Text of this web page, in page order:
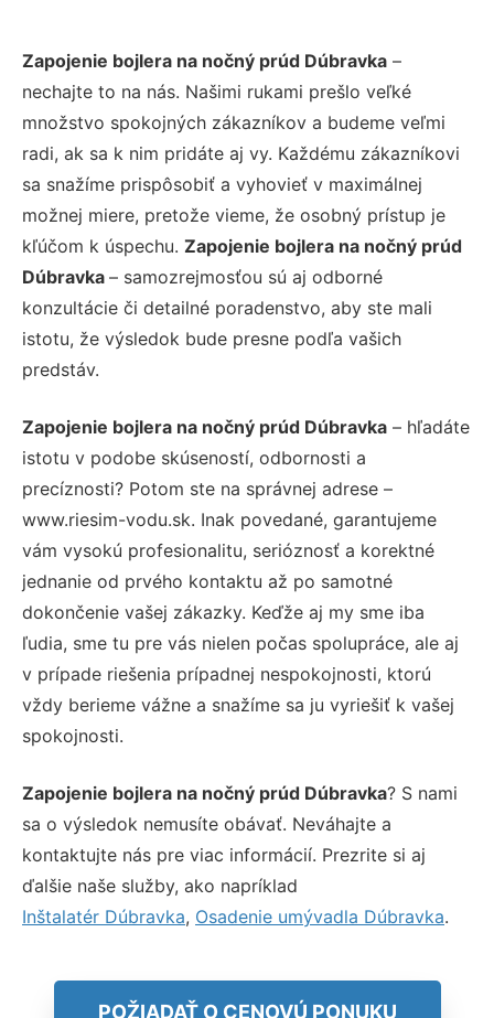
Zapojenie bojlera na nočný prúd Dúbravka –
nechajte to na nás. Našimi rukami prešlo veľké
množstvo spokojných zákazníkov a budeme veľmi
radi, ak sa k nim pridáte aj vy. Každému zákazníkovi
sa snažíme prispôsobiť a vyhovieť v maximálnej
možnej miere, pretože vieme, že osobný prístup je
kľúčom k úspechu. Zapojenie bojlera na nočný prúd
Dúbravka – samozrejmosťou sú aj odborné
konzultácie či detailné poradenstvo, aby ste mali
istotu, že výsledok bude presne podľa vašich
predstáv.
Zapojenie bojlera na nočný prúd Dúbravka – hľadáte
istotu v podobe skúseností, odbornosti a
precíznosti? Potom ste na správnej adrese –
www.riesim-vodu.sk. Inak povedané, garantujeme
vám vysokú profesionalitu, serióznosť a korektné
jednanie od prvého kontaktu až po samotné
dokončenie vašej zákazky. Keďže aj my sme iba
ľudia, sme tu pre vás nielen počas spolupráce, ale aj
v prípade riešenia prípadnej nespokojnosti, ktorú
vždy berieme vážne a snažíme sa ju vyriešiť k vašej
spokojnosti.
Zapojenie bojlera na nočný prúd Dúbravka? S nami
sa o výsledok nemusíte obávať. Neváhajte a
kontaktujte nás pre viac informácií. Prezrite si aj
ďalšie naše služby, ako napríklad
Inštalatér Dúbravka, Osadenie umývadla Dúbravka.
POŽIADAŤ O CENOVÚ PONUKU